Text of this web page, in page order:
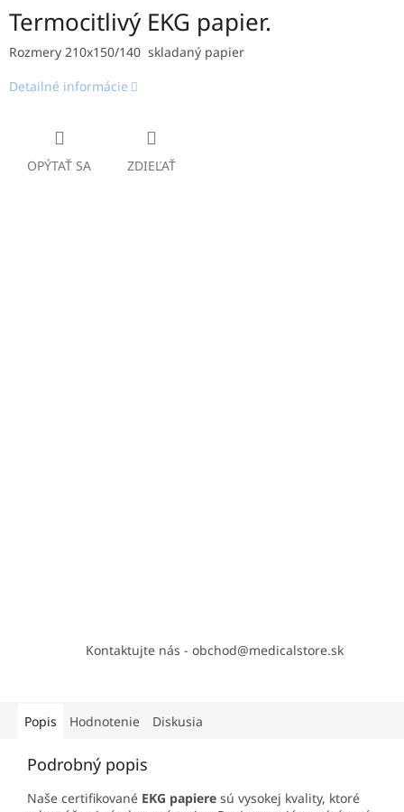
Termocitlivý EKG papier.
Rozmery 210x150/140 skladaný papier
Detailné informácie
OPÝTAŤ SA ZDIEĽAŤ
Kontaktujte nás - obchod@medicalstore.sk
Popis Hodnotenie Diskusia
Podrobný popis
Naše certifikované EKG papiere sú vysokej kvality, ktoré